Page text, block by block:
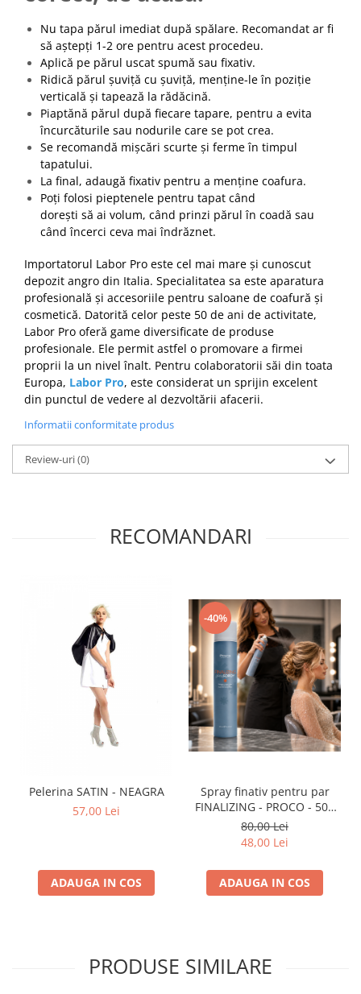
Nu tapa părul imediat după spălare. Recomandat ar fi
să aștepți 1-2 ore pentru acest procedeu.
Aplică pe părul uscat spumă sau fixativ.
Ridică părul șuviță cu șuviță, menține-le în poziție
verticală și tapează la rădăcină.
Piaptănă părul după fiecare tapare, pentru a evita
încurcăturile sau nodurile care se pot crea.
Se recomandă mișcări scurte și ferme în timpul
tapatului.
La final, adaugă fixativ pentru a menține coafura.
Poți folosi pieptenele pentru tapat când
dorești să ai volum, când prinzi părul în coadă sau
când încerci ceva mai îndrăznet.
Importatorul Labor Pro este cel mai mare și cunoscut
depozit angro din Italia. Specialitatea sa este aparatura
profesională și accesoriile pentru saloane de coafură și
cosmetică. Datorită celor peste 50 de ani de activitate,
Labor Pro oferă game diversificate de produse
profesionale. Ele permit astfel o promovare a firmei
proprii la un nivel înalt. Pentru colaboratorii săi din toata
Europa, Labor Pro, este considerat un sprijin excelent
din punctul de vedere al dezvoltării afacerii.
Informatii conformitate produs
Review-uri(0)
RECOMANDARI
Pelerina SATIN - NEAGRA
57,00 Lei
ADAUGA IN COS
-40%
Spray finativ pentru par
FINALIZING - PROCO - 500
ml
80,00 Lei
48,00 Lei
ADAUGA IN COS
PRODUSE SIMILARE